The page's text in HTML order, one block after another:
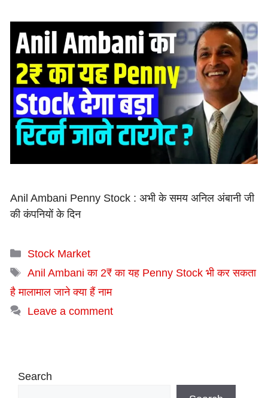
Anil Ambani Penny Stock : अभी के समय अनिल अंबानी जी
की कंपनियों के दिन
Categories
Stock Market
Tags
Anil Ambani का 2₹ का यह Penny Stock भी कर सकता
है मालामाल जाने क्या हैं नाम
Leave a comment
Search